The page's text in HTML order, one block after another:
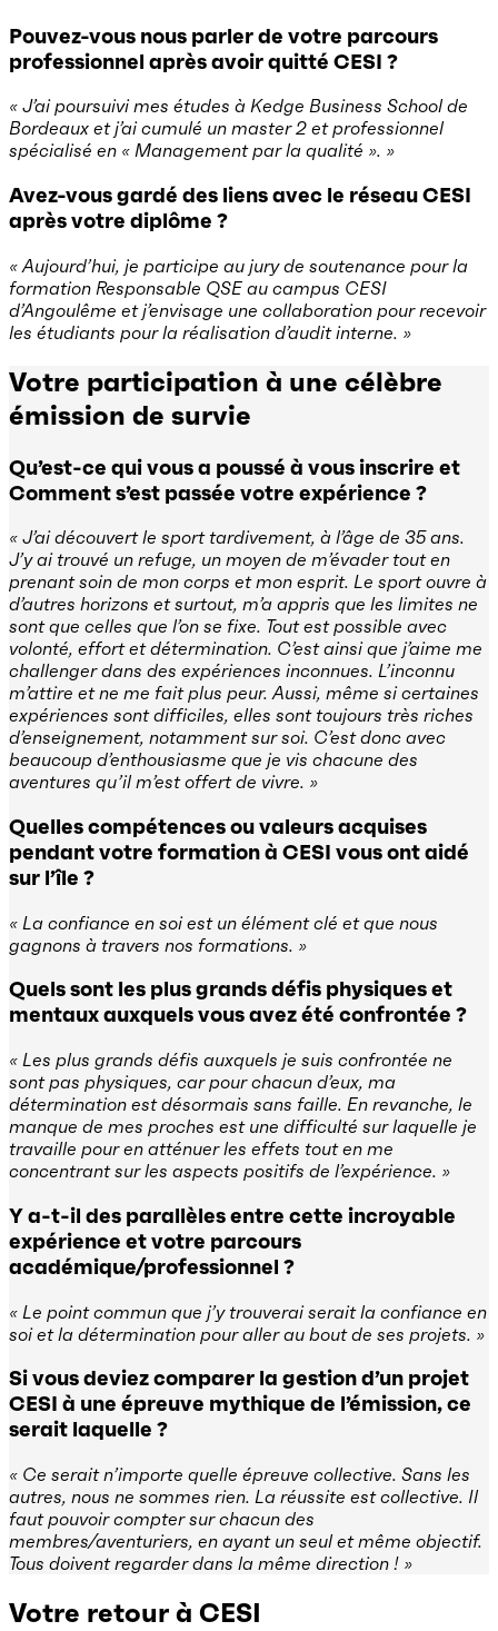
Pouvez-vous nous parler de votre parcours
professionnel après avoir quitté CESI ?
« J’ai poursuivi mes études à Kedge Business School de
Bordeaux et j’ai cumulé un master 2 et professionnel
spécialisé en « Management par la qualité ». »
Avez-vous gardé des liens avec le réseau CESI
après votre diplôme ?
« Aujourd’hui, je participe au jury de soutenance pour la
formation Responsable QSE au campus CESI
d’Angoulême et j’envisage une collaboration pour recevoir
les étudiants pour la réalisation d’audit interne. »
Votre participation à une célèbre
émission de survie
Qu’est-ce qui vous a poussé à vous inscrire et
Comment s’est passée votre expérience ?
« J’ai découvert le sport tardivement, à l’âge de 35 ans.
J’y ai trouvé un refuge, un moyen de m’évader tout en
prenant soin de mon corps et mon esprit. Le sport ouvre à
d’autres horizons et surtout, m’a appris que les limites ne
sont que celles que l’on se fixe. Tout est possible avec
volonté, effort et détermination. C’est ainsi que j’aime me
challenger dans des expériences inconnues. L’inconnu
m’attire et ne me fait plus peur. Aussi, même si certaines
expériences sont difficiles, elles sont toujours très riches
d’enseignement, notamment sur soi. C’est donc avec
beaucoup d’enthousiasme que je vis chacune des
aventures qu’il m’est offert de vivre. »
Quelles compétences ou valeurs acquises
pendant votre formation à CESI vous ont aidé
sur l’île ?
« La confiance en soi est un élément clé et que nous
gagnons à travers nos formations. »
Quels sont les plus grands défis physiques et
mentaux auxquels vous avez été confrontée ?
« Les plus grands défis auxquels je suis confrontée ne
sont pas physiques, car pour chacun d’eux, ma
détermination est désormais sans faille. En revanche, le
manque de mes proches est une difficulté sur laquelle je
travaille pour en atténuer les effets tout en me
concentrant sur les aspects positifs de l’expérience. »
Y a-t-il des parallèles entre cette incroyable
expérience et votre parcours
académique/professionnel ?
« Le point commun que j’y trouverai serait la confiance en
soi et la détermination pour aller au bout de ses projets. »
Si vous deviez comparer la gestion d’un projet
CESI à une épreuve mythique de l’émission, ce
serait laquelle ?
« Ce serait n’importe quelle épreuve collective. Sans les
autres, nous ne sommes rien. La réussite est collective. Il
faut pouvoir compter sur chacun des
membres/aventuriers, en ayant un seul et même objectif.
Tous doivent regarder dans la même direction ! »
Votre retour à CESI